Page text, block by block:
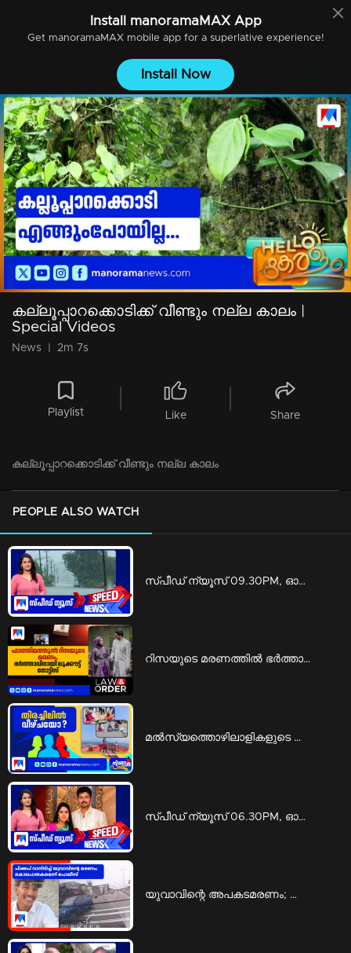
Install manoramaMAXApp
Get manoramaMAXmobile app for a superlative experience!
Install Now
കല്ലൂപ്പാറക്കൊടിക്ക് വീണ്ടും നല്ല കാലം |
Special Videos
News 2m 7s
Playlist Like Share
കല്ലൂപ്പാറക്കൊടിക്ക് വീണ്ടും നല്ല കാലം
PEOPLE ALSO WATCH
സ്‌പീഡ് ന്യൂസ് 09.30PM, ഓഗസ്റ്റ് 07, 2026 | Speed News
റിസയുടെ മരണത്തില്‍ ഭര്‍ത്താവിനെതിരെ ലുക്കൗട്ട് നോട്ടിസ് ​| kannur look out notice
മൽസ്യത്തൊഴിലാളികളുടെ ജീവന് വിലയില്ലേ?; മറുപടിയിലും വേണ്ടേ മര്യാദ...? | Ningal Parayu fishermen missing allegations
സ്‌പീഡ് ന്യൂസ് 06.30PM, ഓഗസ്റ്റ് 07, 2026 | Speed News
യുവാവിന്റെ അപകടമരണം; കൊലപാതകമെന്ന് സൂചന | Thrissur Accident